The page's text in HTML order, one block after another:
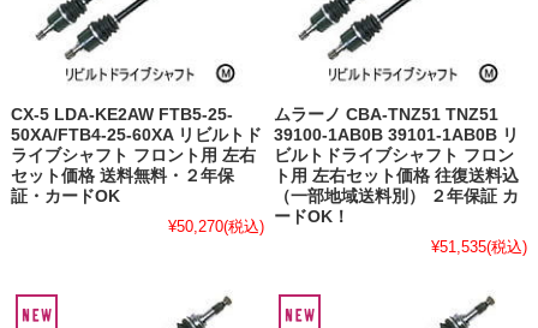
CX-5 LDA-KE2AW FTB5-25-
50XA/FTB4-25-60XA リビルトド
ライブシャフト フロント用 左右
セット価格 送料無料・２年保
証・カードOK
¥50,270(税込)
ムラーノ CBA-TNZ51 TNZ51
39100-1AB0B 39101-1AB0B リ
ビルトドライブシャフト フロン
ト用 左右セット価格 往復送料込
（一部地域送料別） ２年保証 カ
ードOK！
¥51,535(税込)